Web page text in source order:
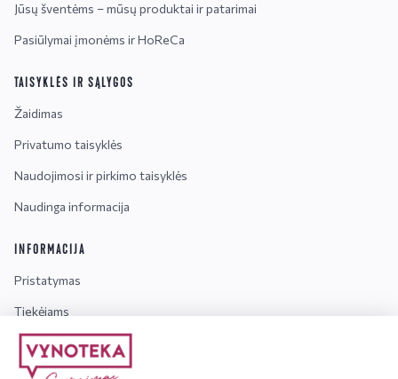
Jūsų šventėms – mūsų produktai ir patarimai
Pasiūlymai įmonėms ir HoReCa
TAISYKLĖS IR SĄLYGOS
Žaidimas
Privatumo taisyklės
Naudojimosi ir pirkimo taisyklės
Naudinga informacija
INFORMACIJA
Pristatymas
Tiekėjams
Karjera
Dažniausiai užduodami klausimai